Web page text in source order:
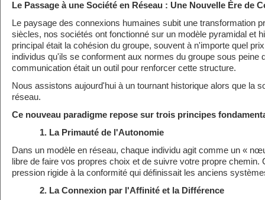
Le Passage à une Société en Réseau : Une Nouvelle Ère de
Le paysage des connexions humaines subit une transformation
siècles, nos sociétés ont fonctionné sur un modèle pyramidal et
principal était la cohésion du groupe, souvent à n'importe quel
individus qu'ils se conforment aux normes du groupe sous peine
communication était un outil pour renforcer cette structure.
Nous assistons aujourd'hui à un tournant historique alors que la
réseau.
Ce nouveau paradigme repose sur trois principes
1. La Primauté de l'Autonomie
Dans un modèle en réseau, chaque individu agit comme un «
libre de faire vos propres choix et de suivre votre propre chemin.
pression rigide à la conformité qui définissait les anciens
2. La Connexion par l'Affinité et la Différence